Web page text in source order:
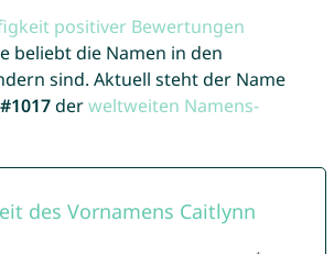
positiver Bewertungen
beliebt die Namen in den
sind. Aktuell steht der Name
derweltweiten Namens-